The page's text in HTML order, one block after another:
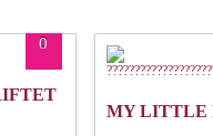
0
MY LITTLE